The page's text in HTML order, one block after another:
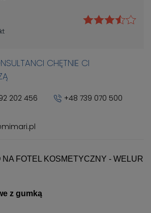
CHĘTNIE CI
202 456 +48 739 070 500
FOTEL KOSMETYCZNY - WELUR
z gumką